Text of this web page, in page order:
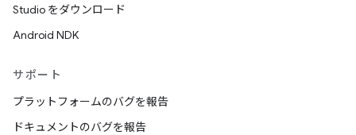
Studio をダウンロード
Android NDK
サポート
プラットフォームのバグを報告
ドキュメントのバグを報告